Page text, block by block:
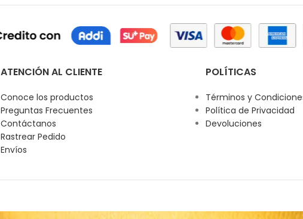
ATENCIÓN AL CLIENTE
Conoce los productos
Preguntas Frecuentes
Contáctanos
Rastrear Pedido
Envíos
POLÍTICAS
Términos y
Política de Privacidad
Devoluciones